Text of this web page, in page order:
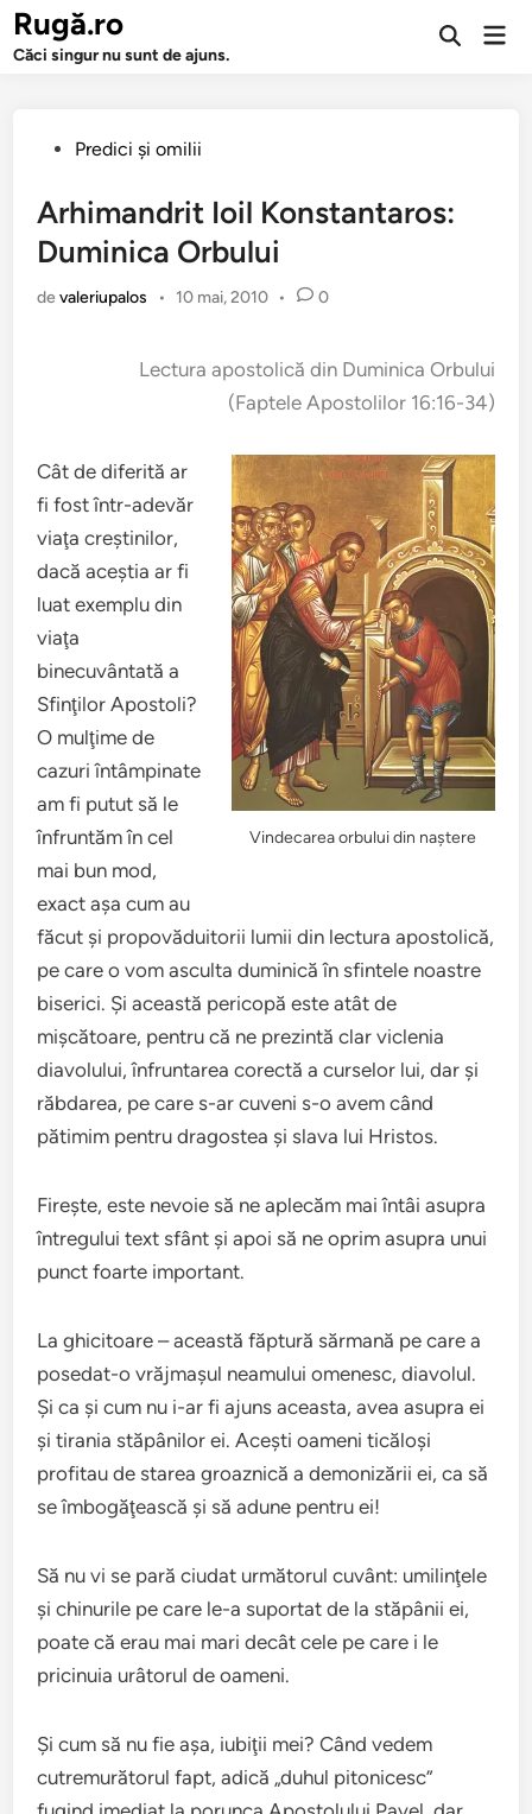
Sari
conținut
Rugă.ro
Căci singur nu sunt de ajuns.
Deschide
PublicatPredici şi omilii
Arhimandrit Ioil Konstantaros:
Duminica Orbului
devaleriupalos • 10 mai, 2010 • 0
Lectura apostolică din Duminica Orbului
(Faptele Apostolilor 16:16-34)
Vindecarea orbului din naştere
Cât de diferită ar
fi fost într-adevăr
viaţa creştinilor,
dacă aceştia ar fi
luat exemplu din
viaţa
binecuvântată a
Sfinţilor Apostoli?
O mulţime de
cazuri întâmpinate
am fi putut să le
înfruntăm în cel
mai bun mod,
exact aşa cum au
făcut şi propovăduitorii lumii din lectura apostolică,
pe care o vom asculta duminică în sfintele noastre
biserici. Şi această pericopă este atât de
mişcătoare, pentru că ne prezintă clar viclenia
diavolului, înfruntarea corectă a curselor lui, dar şi
răbdarea, pe care s-ar cuveni s-o avem când
pătimim pentru dragostea şi slava lui Hristos.
Fireşte, este nevoie să ne aplecăm mai întâi asupra
întregului text sfânt şi apoi să ne oprim asupra unui
punct foarte important.
La ghicitoare – această făptură sărmană pe care a
posedat-o vrăjmaşul neamului omenesc, diavolul.
Şi ca şi cum nu i-ar fi ajuns aceasta, avea asupra ei
şi tirania stăpânilor ei. Aceşti oameni ticăloşi
profitau de starea groaznică a demonizării ei, ca să
se îmbogăţească şi să adune pentru ei!
Să nu vi se pară ciudat următorul cuvânt: umilinţele
şi chinurile pe care le-a suportat de la stăpânii ei,
poate că erau mai mari decât cele pe care i le
pricinuia urâtorul de oameni.
Şi cum să nu fie aşa, iubiţii mei? Când vedem
cutremurătorul fapt, adică „duhul pitonicesc”